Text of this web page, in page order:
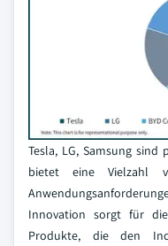
Tesla, LG, Samsung
bietet eine Vielzahl
Innovation sorgt für
Produkte, die den